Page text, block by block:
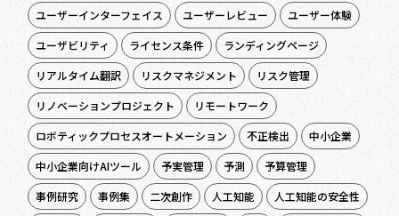
ユーザーインターフェイス
ユーザーレビュー
ユーザー体験
ユーザビリティ
ライセンス条件
ランディングページ
リアルタイム翻訳
リスクマネジメント
リスク管理
リノベーションプロジェクト
リモートワーク
ロボティックプロセスオートメーション
不正検出
中小企業
中小企業向けAIツール
予実管理 予測
予算管理
事例研究
事例集 二次創作 人工知能
人工知能の安全性